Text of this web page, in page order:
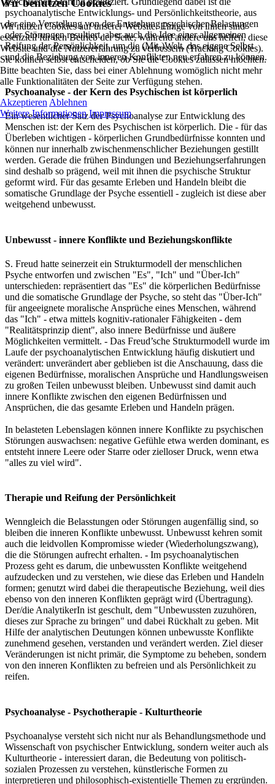
psychoanalytische Entwicklungs- und Persönlichkeitstheorie, aus
der eine Vorstellung von der Entstehung psychischer Belastungen
oder Störungen resultiert, aber auch die Idee einer allgemeinen
Reifung der Persönlichkeit, um die (Mit-)Welt, das eigene Selbst
und die Beziehung von inneren Konflikten neu erfahren zu können.
Psychoanalyse - der Kern des Psychischen ist körperlich
Ein wesentlicher Satz der Psychoanalyse zur Entwicklung des
Menschen ist: der Kern des Psychischen ist körperlich. Die - für das
Überleben wichtigen - körperlichen Grundbedürfnisse konnten und
können nur innerhalb zwischenmenschlicher Beziehungen gestillt
werden. Gerade die frühen Bindungen und Beziehungserfahrungen
sind deshalb so prägend, weil mit ihnen die psychische Struktur
geformt wird. Für das gesamte Erleben und Handeln bleibt die
somatische Grundlage der Psyche essentiell - zugleich ist diese aber
weitgehend unbewusst.
Unbewusst - innere Konflikte und Beziehungskonflikte
S. Freud hatte seinerzeit ein Strukturmodell der menschlichen
Psyche entworfen und zwischen "Es", "Ich" und "Über-Ich"
unterschieden: repräsentiert das "Es" die körperlichen Bedürfnisse
und die somatische Grundlage der Psyche, so steht das "Über-Ich"
für angeeignete moralische Ansprüche eines Menschen, während
das "Ich" - etwa mittels kognitiv-rationaler Fähigkeiten - dem
"Realitätsprinzip dient", also innere Bedürfnisse und äußere
Möglichkeiten vermittelt. - Das Freud’sche Strukturmodell wurde im
Laufe der psychoanalytischen Entwicklung häufig diskutiert und
verändert: unverändert aber geblieben ist die Anschauung, dass die
eigenen Bedürfnisse, moralischen Ansprüche und Handlungsweisen
zu großen Teilen unbewusst bleiben. Unbewusst sind damit auch
innere Konflikte zwischen den eigenen Bedürfnissen und
Ansprüchen, die das gesamte Erleben und Handeln prägen.
In belasteten Lebenslagen können innere Konflikte zu psychischen
Störungen auswachsen: negative Gefühle etwa werden dominant, es
entsteht innere Leere oder Starre oder zielloser Druck, wenn etwa
"alles zu viel wird".
Therapie und Reifung der Persönlichkeit
Wenngleich die Belasstungen oder Störungen augenfällig sind, so
bleiben die inneren Konflikte unbewusst. Unbewusst kehren somit
auch die leidvollen Kompromisse wieder (Wiederholungszwang),
die die Störungen aufrecht erhalten. - Im psychoanalytischen
Prozess geht es darum, die unbewussten Konflikte weitgehend
aufzudecken und zu verstehen, wie diese das Erleben und Handeln
formen; genutzt wird dabei die therapeutische Beziehung, weil dies
ebenso von den inneren Konflikten geprägt wird (Übertragung).
Der/die AnalytikerIn ist geschult, dem "Unbewussten zuzuhören,
dieses zur Sprache zu bringen" und dabei Rückhalt zu geben. Mit
Hilfe der analytischen Deutungen können unbewusste Konflikte
zunehmend gesehen, verstanden und verändert werden. Ziel dieser
Veränderungen ist nicht primär, die Symptome zu beheben, sondern
von den inneren Konflikten zu befreien und als Persönlichkeit zu
reifen.
Psychoanalyse - Psychotherapie - Kulturtheorie
Psychoanalyse versteht sich nicht nur als Behandlungsmethode und
Wissenschaft von psychischer Entwicklung, sondern weiter auch als
Kulturtheorie - interessiert daran, die Bedeutung von politisch-
sozialen Prozessen zu verstehen, künstlerische Formen zu
interpretieren und philosophisch-existentielle Themen zu ergründen.
Wir nutzen Cookies auf unserer Website. Einige von ihnen sind
essenziell für den Betrieb der Seite, während andere uns helfen, diese
Website und die Nutzererfahrung zu verbessern (Tracking Cookies).
Sie können selbst entscheiden, ob Sie die Cookies zulassen möchten.
Bitte beachten Sie, dass bei einer Ablehnung womöglich nicht mehr
alle Funktionalitäten der Seite zur Verfügung stehen.
Akzeptieren Ablehnen
Weitere Informationen Impressum